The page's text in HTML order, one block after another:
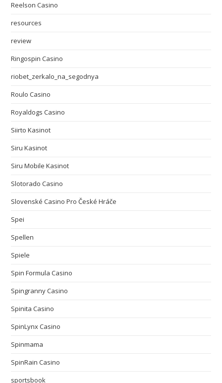
Reelson Casino
resources
review
Ringospin Casino
riobet_zerkalo_na_segodnya
Roulo Casino
Royaldogs Casino
Siirto Kasinot
Siru Kasinot
Siru Mobile Kasinot
Slotorado Casino
Slovenské Casino Pro České Hráče
Spei
Spellen
Spiele
Spin Formula Casino
Spingranny Casino
Spinita Casino
SpinLynx Casino
Spinmama
SpinRain Casino
sportsbook